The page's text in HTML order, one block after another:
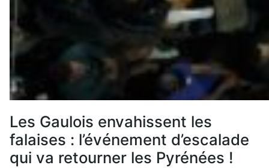
Les Gaulois envahissent les
falaises : l’événement d’escalade
qui va retourner les Pyrénées !